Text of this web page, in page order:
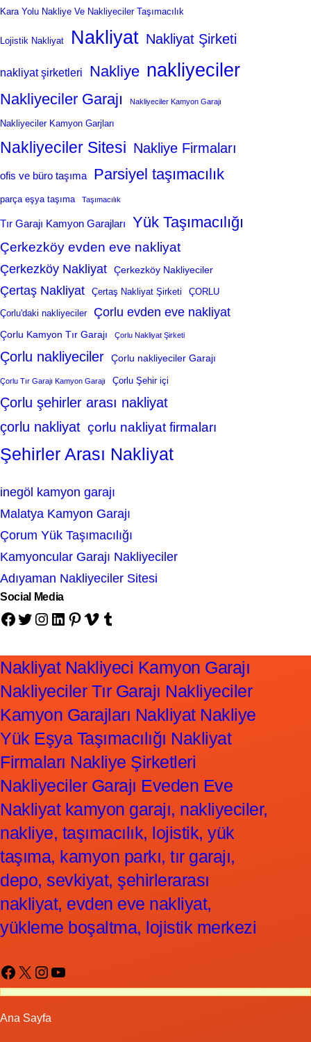
Kara Yolu Nakliye Ve Nakliyeciler Taşımacılık
Lojistik Nakliyat Nakliyat Nakliyat Şirketi
nakliyat şirketleri Nakliye nakliyeciler
Nakliyeciler Garajı Nakliyeciler Kamyon Garajı
Nakliyeciler Kamyon Garjları
Nakliyeciler Sitesi Nakliye Firmaları
ofis ve büro taşıma Parsiyel taşımacılık
parça eşya taşıma Taşımacılık
Tır Garajı Kamyon Garajları Yük Taşımacılığı
Çerkezköy evden eve nakliyat
Çerkezköy Nakliyat Çerkezköy Nakliyeciler
Çertaş Nakliyat Çertaş Nakliyat Şirketi ÇORLU
Çorlu'daki nakliyeciler Çorlu evden eve nakliyat
Çorlu Kamyon Tır Garajı Çorlu Nakliyat Şirketi
Çorlu nakliyeciler Çorlu nakliyeciler Garajı
Çorlu Tır Garajı Kamyon Garajı Çorlu Şehir içi
Çorlu şehirler arası nakliyat
çorlu nakliyat çorlu nakliyat firmaları
Şehirler Arası Nakliyat
inegöl kamyon garajı
Malatya Kamyon Garajı
Çorum Yük Taşımacılığı
Kamyoncular Garajı Nakliyeciler
Adıyaman Nakliyeciler Sitesi
Social Media
Facebook Twitter Instagram LinkedIn Pinterest Vimeo Tumblr
Nakliyat Nakliyeci Kamyon Garajı
Nakliyeciler Tır Garajı Nakliyeciler
Kamyon Garajları Nakliyat Nakliye
Yük Eşya Taşımacılığı Nakliyat
Firmaları Nakliye Şirketleri
Nakliyeciler Garajı Eveden Eve
Nakliyat kamyon garajı, nakliyeciler,
nakliye, taşımacılık, lojistik, yük
taşıma, kamyon parkı, tır garajı,
depo, sevkiyat, şehirlerarası
nakliyat, evden eve nakliyat,
yükleme boşaltma, lojistik merkezi
Facebook X Instagram YouTube
Ana Sayfa